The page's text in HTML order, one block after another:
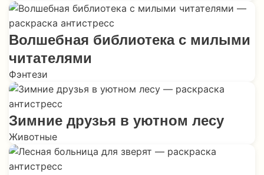
Волшебная библиотека с милыми
читателями
Фэнтези
Зимние друзья в уютном лесу
Животные